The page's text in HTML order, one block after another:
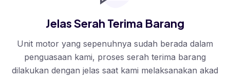
Jelas Serah Terima Barang
Unit motor yang sepenuhnya sudah berada dalam
penguasaan kami, proses serah terima barang
dilakukan dengan jelas saat kami melaksanakan akad